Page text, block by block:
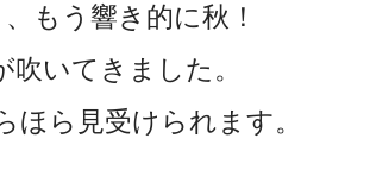
もう響き的に秋！
吹いてきました。
ほら見受けられます。